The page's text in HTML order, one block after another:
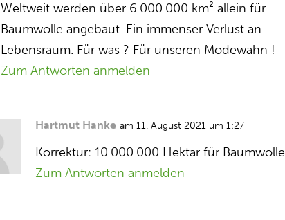
Weltweit werden über 6.000.000 km² allein für
Baumwolle angebaut. Ein immenser Verlust an
Lebensraum. Für was ? Für unseren Modewahn !
Zum Antworten anmelden
Hartmut Hanke am 11. August 2021 um 1:27
Korrektur: 10.000.000 Hektar für Baumwolle
Zum Antworten anmelden